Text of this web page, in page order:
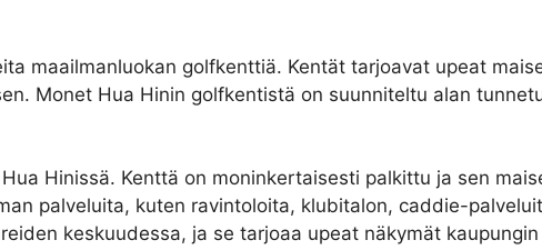
maailmanluokan golfkenttiä. Kentät tarjoavat upeat
Monet Hua Hinin golfkentistä on suunniteltu alan
Hinissä. Kenttä on moninkertaisesti palkittu ja sen
palveluita, kuten ravintoloita, klubitalon, caddie-
keskuudessa, ja se tarjoaa upeat näkymät kaupungin